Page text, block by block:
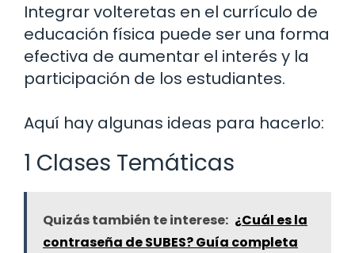
Integrar volteretas en el currículo de
educación física puede ser una forma
efectiva de aumentar el interés y la
participación de los estudiantes.
Aquí hay algunas ideas para hacerlo:
1 Clases Temáticas
Quizás también te interese: ¿Cuál es la
contraseña de SUBES? Guía completa